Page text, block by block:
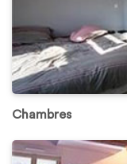
Chambres